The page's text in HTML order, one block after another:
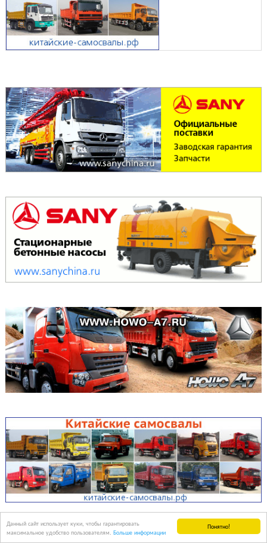
Понятно!
Данный сайт использует куки, чтобы гарантировать
максимальное удобство пользователям. Больше информации